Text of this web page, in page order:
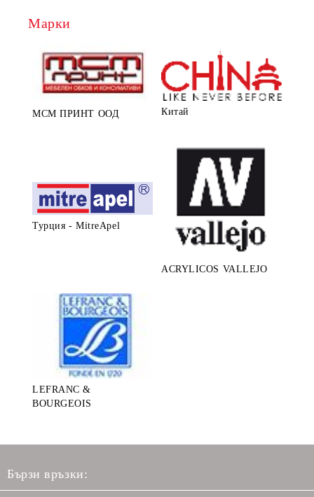
Марки
МСМ ПРИНТ ООД Китай
Турция - MitreApel
ACRYLICOS VALLEJO
LEFRANC &
BOURGEOIS
Бързи връзки: